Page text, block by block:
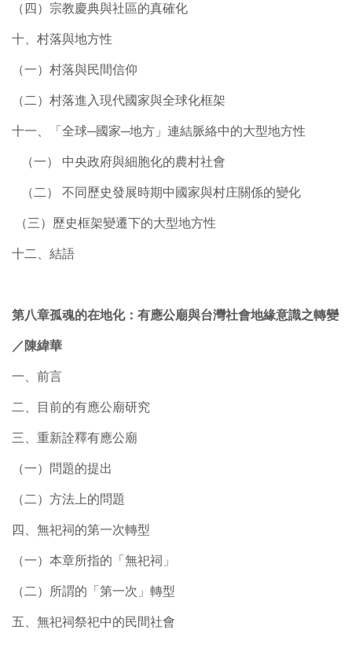
（四）宗教慶典與社區的真確化
十、村落與地方性
（一）村落與民間信仰
（二）村落進入現代國家與全球化框架
十一、「全球─國家─地方」連結脈絡中的大型地方性
（一） 中央政府與細胞化的農村社會
（二） 不同歷史發展時期中國家與村庄關係的變化
（三）歷史框架變遷下的大型地方性
十二、結語
第八章孤魂的在地化：有應公廟與台灣社會地緣意識之轉變
／陳緯華
一、前言
二、目前的有應公廟研究
三、重新詮釋有應公廟
（一）問題的提出
（二）方法上的問題
四、無祀祠的第一次轉型
（一）本章所指的「無祀祠」
（二）所謂的「第一次」轉型
五、無祀祠祭祀中的民間社會